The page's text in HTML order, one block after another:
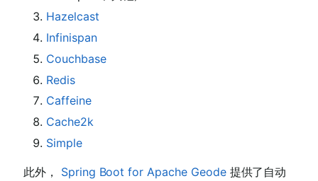
Hazelcast
Infinispan
Couchbase
Redis
Caffeine
Cache2k
Simple
此外， Spring Boot for Apache Geode提供了自动